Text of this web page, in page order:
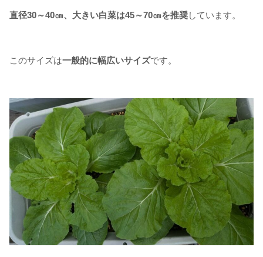
直径30～40㎝、大きい白菜は45～70㎝を推奨しています。
このサイズは一般的に幅広いサイズです。